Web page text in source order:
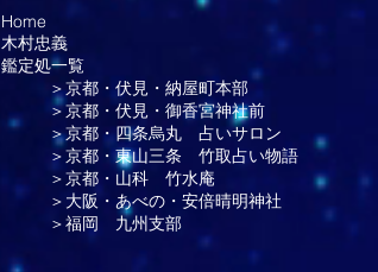
なりますように。 やまとの智恵 占学情報推命
学 鑑定士 陽子
Home
木村忠義
鑑定処一覧
＞京都・伏見・納屋町本部
＞京都・伏見・御香宮神社前
＞京都・四条烏丸 占いサロン
＞京都・東山三条 竹取占い物語
＞京都・山科 竹水庵
＞大阪・あべの・安倍晴明神社
＞福岡 九州支部